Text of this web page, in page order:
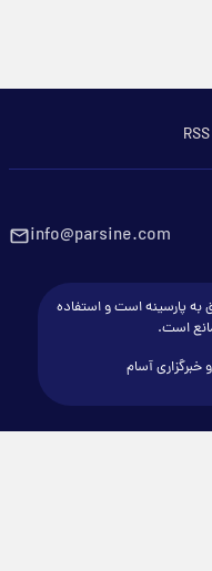
RSS
info@parsine.com
پارسینه است و استفاده
است.
آسام